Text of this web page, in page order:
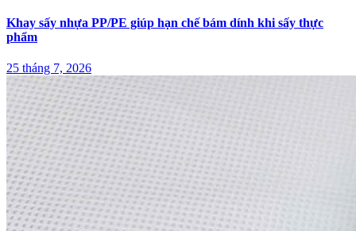
Khay sấy nhựa PP/PE giúp hạn chế bám dính khi sấy thực
phẩm
25 tháng 7, 2026